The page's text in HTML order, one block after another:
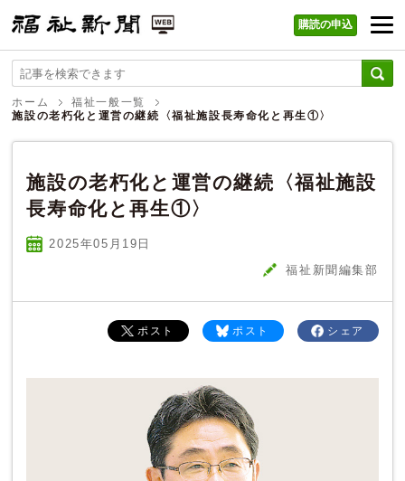
福祉新聞 WEB
購読の申込
ホーム
福祉一般一覧
施設の老朽化と運営の継続〈福祉施設長寿命化と再生①〉
施設の老朽化と運営の継続〈福祉施設
長寿命化と再生①〉
2025年05 月 19 日
福祉新聞編集部
シェア
ポスト
ポスト